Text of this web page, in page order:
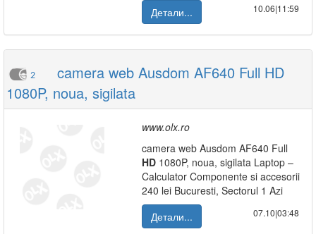
Детали...
10.06|11:59
2
camera web Ausdom AF640 Full HD
1080P, noua, sigilata
www.olx.ro
camera web Ausdom AF640 Full
HD 1080P, noua, sigilata Laptop –
Calculator Componente si accesorii
240 lei Bucuresti, Sectorul 1 Azi
Детали...
07.10|03:48